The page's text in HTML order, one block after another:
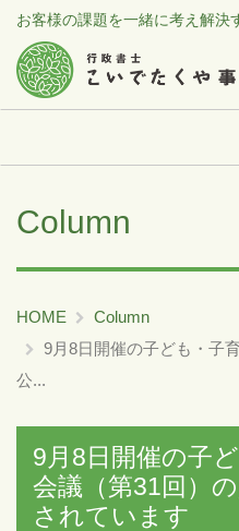
お客様の課題を一緒に考え解決
Column
HOME
Column
9月8日開催の子ども・子
公...
9月8日開催の子
会議（第31回）
されています